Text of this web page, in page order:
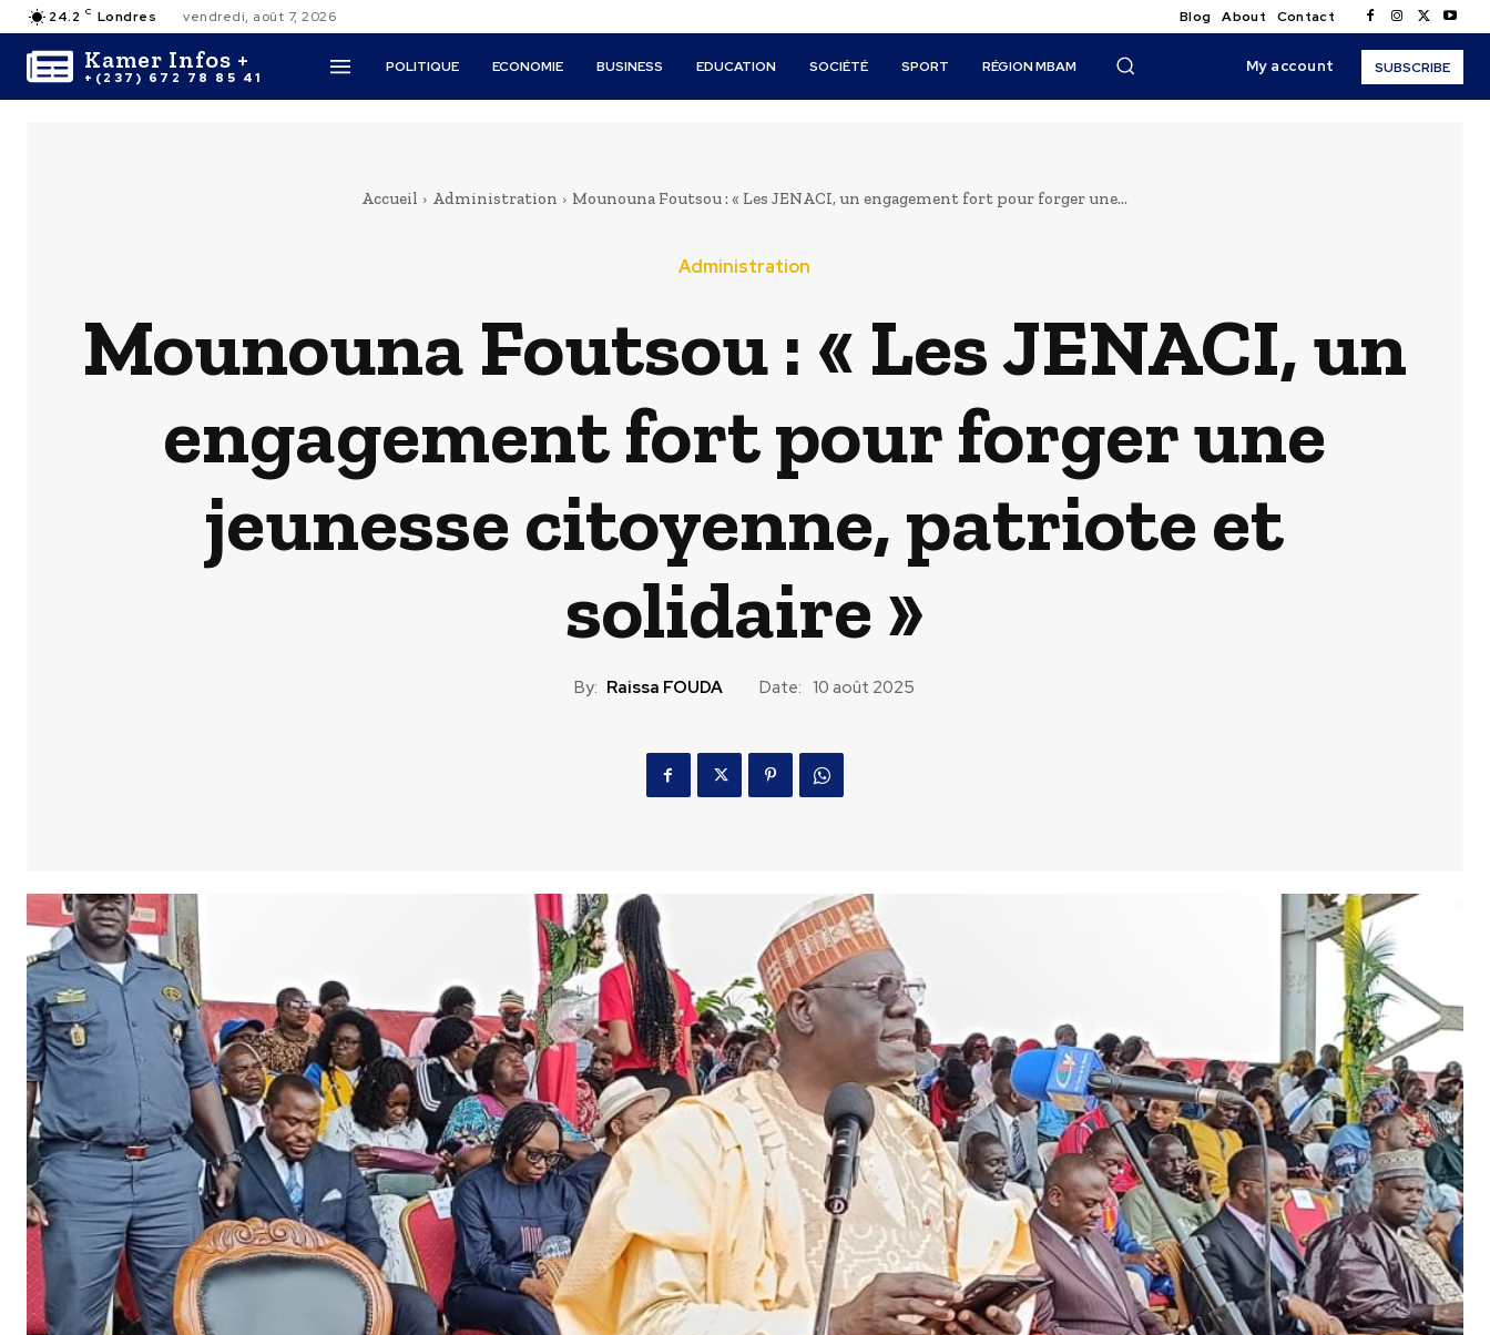
24.2 C Londres vendredi, août 7, 2026 Blog About Contact
Kamer Infos +
+(237) 672 78 85 41
POLITIQUE ECONOMIE BUSINESS EDUCATION SOCIÉTÉ SPORT RÉGION MBAM My account SUBSCRIBE
Accueil Administration Mounouna Foutsou : « Les JENACI, un engagement fort pour forger une...
Administration
Mounouna Foutsou : « Les JENACI, un
engagement fort pour forger une
jeunesse citoyenne, patriote et
solidaire »
By: Raissa FOUDA Date: 10 août 2025